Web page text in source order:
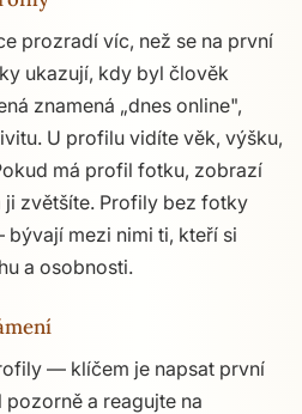
prozradí víc, než se na první
ukazují, kdy byl člověk
znamená „dnes online",
U profilu vidíte věk, výšku,
má profil fotku, zobrazí
zvětšíte. Profily bez fotky
mezi nimi ti, kteří si
a osobnosti.
— klíčem je napsat první
a reagujte na